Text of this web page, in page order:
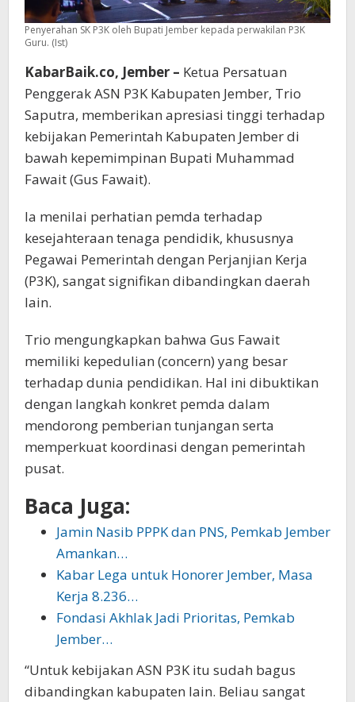
Penyerahan SK P3K oleh Bupati Jember kepada perwakilan P3K
Guru. (Ist)
KabarBaik.co, Jember – Ketua Persatuan
Penggerak ASN P3K Kabupaten Jember, Trio
Saputra, memberikan apresiasi tinggi terhadap
kebijakan Pemerintah Kabupaten Jember di
bawah kepemimpinan Bupati Muhammad
Fawait (Gus Fawait).
Ia menilai perhatian pemda terhadap
kesejahteraan tenaga pendidik, khususnya
Pegawai Pemerintah dengan Perjanjian Kerja
(P3K), sangat signifikan dibandingkan daerah
lain.
Trio mengungkapkan bahwa Gus Fawait
memiliki kepedulian (concern) yang besar
terhadap dunia pendidikan. Hal ini dibuktikan
dengan langkah konkret pemda dalam
mendorong pemberian tunjangan serta
memperkuat koordinasi dengan pemerintah
pusat.
Baca Juga:
Jamin Nasib PPPK dan PNS, Pemkab Jember
Amankan…
Kabar Lega untuk Honorer Jember, Masa
Kerja 8.236…
Fondasi Akhlak Jadi Prioritas, Pemkab
Jember…
“Untuk kebijakan ASN P3K itu sudah bagus
dibandingkan kabupaten lain. Beliau sangat